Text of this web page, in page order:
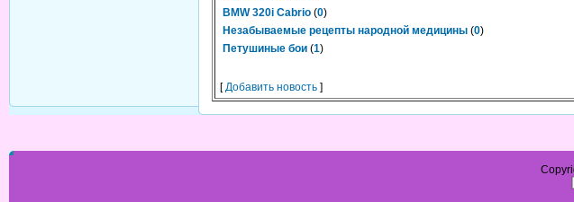
BMW 320i Cabrio (0)
Незабываемые рецепты народной медицины (0)
Петушиные бои (1)
[Добавить новость ]